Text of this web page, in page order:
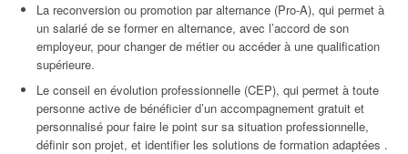
La reconversion ou promotion par alternance (Pro-A), qui permet à
un salarié de se former en alternance, avec l’accord de son
employeur, pour changer de métier ou accéder à une qualification
supérieure.
Le conseil en évolution professionnelle (CEP), qui permet à toute
personne active de bénéficier d’un accompagnement gratuit et
personnalisé pour faire le point sur sa situation professionnelle,
définir son projet, et identifier les solutions de formation adaptées .